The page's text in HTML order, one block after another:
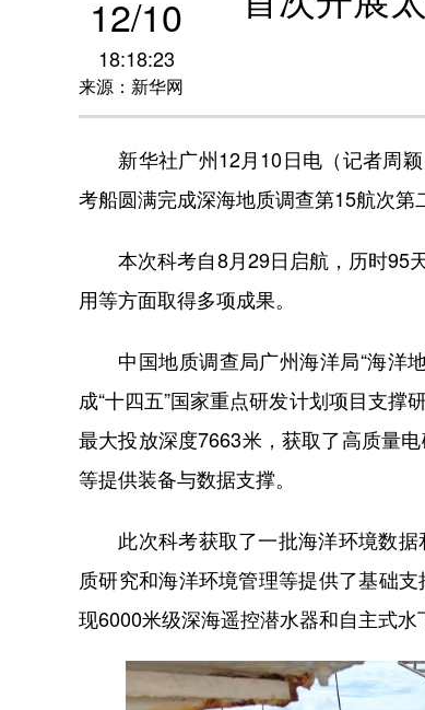
12/10
18:18:23
来源：新华网
新华社广州12月10日电（记者周颖
考船圆满完成深海地质调查第15航次第
本次科考自8月29日启航，历时95天
用等方面取得多项成果。
中国地质调查局广州海洋局“海洋地
成“十四五”国家重点研发计划项目支撑
最大投放深度7663米，获取了高质量
等提供装备与数据支撑。
此次科考获取了一批海洋环境数据
质研究和海洋环境管理等提供了基础
现6000米级深海遥控潜水器和自主式水